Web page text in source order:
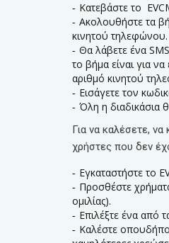
Κατεβάστε το
Ακολουθήστε τα
κινητού τηλεφώνου.
Θα λάβετε ένα
το βήμα είναι για
αριθμό κινητού
Εισάγετε τον
Όλη η διαδικάσια
Για να καλέσετε,
χρήστες που δεν
Εγκαταστήστε το
Προσθέστε
ομιλίας).
Επιλέξτε ένα από
Καλέστε